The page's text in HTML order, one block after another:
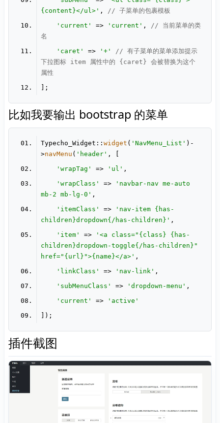
{content}</ul>' ,
// 子菜单的包裹模板
'current'
=> 'current' ,
// 当前菜单的类
名
'caret'
=> '+'
// 有子菜单的菜单添加提示
下拉图标 item 属性中的 {caret} 会被替换为这个
属性
比如我要输出 bootstrap 的菜单
Typecho_Widget:: widget ( 'NavMenu_List' )-
>navMenu ( 'header'
'wrapTag'
=> 'ul'
'wrapClass'
=>
'navbar-nav me-auto
mb-2 mb-lg-0'
'itemClass'
=>
'nav-item {has-
children}dropdown{/has-children}'
'item'
=>
'<a class="{class} {has-
children}dropdown-toggle{/has-children}"
href="{url}">{name}</a>'
'linkClass'
=> 'nav-link'
'subMenuClass'
=> 'dropdown-menu'
'current'
=>
'active'
插件截图